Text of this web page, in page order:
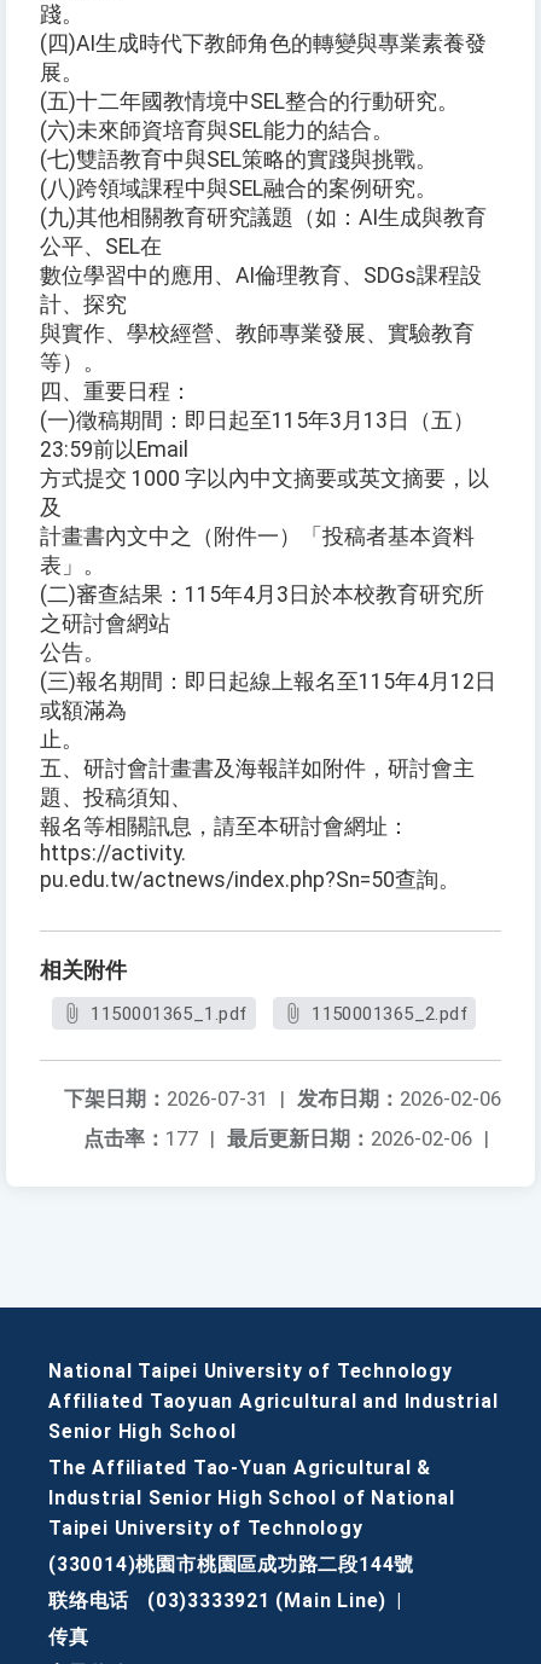
踐。
(四)AI生成時代下教師角色的轉變與專業素養發
展。
(五)十二年國教情境中SEL整合的行動研究。
(六)未來師資培育與SEL能力的結合。
(七)雙語教育中與SEL策略的實踐與挑戰。
(八)跨領域課程中與SEL融合的案例研究。
(九)其他相關教育研究議題（如：AI生成與教育
公平、SEL在
數位學習中的應用、AI倫理教育、SDGs課程設
計、探究
與實作、學校經營、教師專業發展、實驗教育
等）。
四、重要日程：
(一)徵稿期間：即日起至115年3月13日（五）
23:59前以Email
方式提交 1000 字以內中文摘要或英文摘要，以
及
計畫書內文中之（附件一）「投稿者基本資料
表」。
(二)審查結果：115年4月3日於本校教育研究所
之研討會網站
公告。
(三)報名期間：即日起線上報名至115年4月12日
或額滿為
止。
五、研討會計畫書及海報詳如附件，研討會主
題、投稿須知、
報名等相關訊息，請至本研討會網址：
https://activity.
pu.edu.tw/actnews/index.php?Sn=50查詢。
相关附件
1150001365_1.pdf 1150001365_2.pdf
发布日期： 2026-02-06
下架日期： 2026-07-31
|
最后更新日期： 2026-02-06 |
点击率： 177 |
National Taipei University of Technology
Affiliated Taoyuan Agricultural and Industrial
Senior High School
The Affiliated Tao-Yuan Agricultural &
Industrial Senior High School of National
Taipei University of Technology
(330014)桃園市桃園區成功路二段144號
联络电话
(03)3333921 (Main Line)
传真